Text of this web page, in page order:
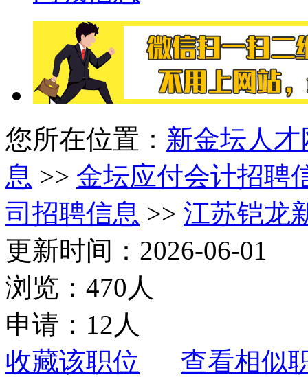
您所在位置： 新金坛人才
息 >> 金坛应付会计招聘
司招聘信息 >> 江苏铠龙
更新时间：2026-06-01
浏览：470人
申请：12人
收藏该职位
查看相似